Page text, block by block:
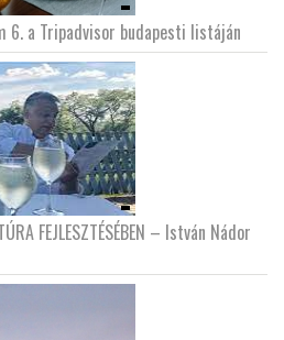
6. a Tripadvisor budapesti listáján
FEJLESZTÉSÉBEN – István Nádor